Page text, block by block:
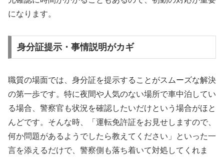
になります。
身分証提示・事情説明がカギ
職質の場面では、身分証を提示することがスムーズな解決
の第一歩です。特に夜間や人気のない場所で車中泊してい
る場合、警察官も状況を確認したいだけという場合がほと
んどです。そんな時、「運転免許証をお見せしますので、
何か問題があるようでしたら教えてください」といった一
言を添えるだけで、警察側も落ち着いて対処してくれま